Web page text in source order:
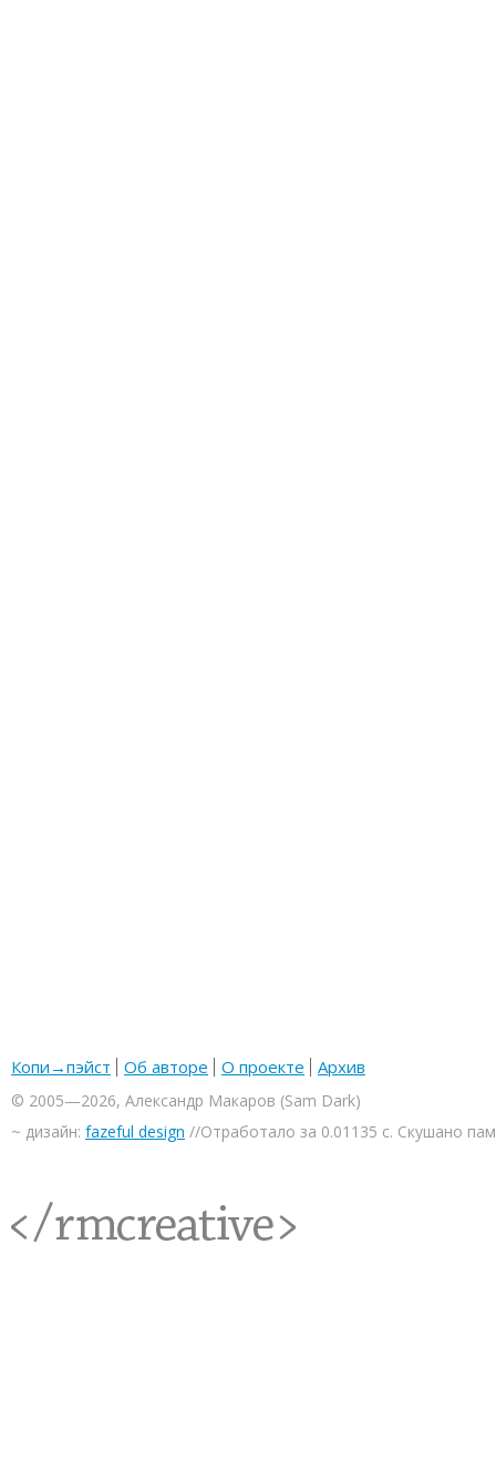
Копи→пэйст Об авторе О проекте Архив
© 2005—2026, Александр Макаров (Sam Dark)
~ дизайн: fazeful design //Отработало за 0.01135 с. Скушано
<rmcreative/>